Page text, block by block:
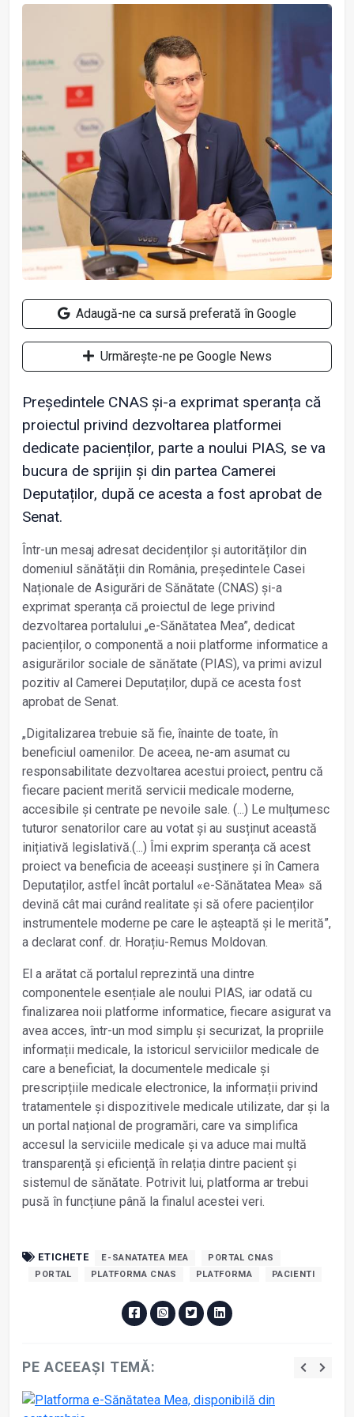
Adaugă-ne ca sursă preferată în Google
Urmărește-ne pe Google News
Președintele CNAS și-a exprimat speranța că
proiectul privind dezvoltarea platformei
dedicate pacienților, parte a noului PIAS, se va
bucura de sprijin și din partea Camerei
Deputaților, după ce acesta a fost aprobat de
Senat.
Într-un mesaj adresat decidenților și autorităților din
domeniul sănătății din România, președintele Casei
Naționale de Asigurări de Sănătate (CNAS) și-a
exprimat speranța că proiectul de lege privind
dezvoltarea portalului „e-Sănătatea Mea”, dedicat
pacienților, o componentă a noii platforme informatice a
asigurărilor sociale de sănătate (PIAS), va primi avizul
pozitiv al Camerei Deputaților, după ce acesta fost
aprobat de Senat.
„Digitalizarea trebuie să fie, înainte de toate, în
beneficiul oamenilor. De aceea, ne-am asumat cu
responsabilitate dezvoltarea acestui proiect, pentru că
fiecare pacient merită servicii medicale moderne,
accesibile și centrate pe nevoile sale. (...) Le mulțumesc
tuturor senatorilor care au votat și au susținut această
inițiativă legislativă.(...) Îmi exprim speranța că acest
proiect va beneficia de aceeași susținere și în Camera
Deputaților, astfel încât portalul «e-Sănătatea Mea» să
devină cât mai curând realitate și să ofere pacienților
instrumentele moderne pe care le așteaptă și le merită”,
a declarat conf. dr. Horațiu-Remus Moldovan.
El a arătat că portalul reprezintă una dintre
componentele esențiale ale noului PIAS, iar odată cu
finalizarea noii platforme informatice, fiecare asigurat va
avea acces, într-un mod simplu și securizat, la propriile
informații medicale, la istoricul serviciilor medicale de
care a beneficiat, la documentele medicale și
prescripțiile medicale electronice, la informații privind
tratamentele și dispozitivele medicale utilizate, dar și la
un portal național de programări, care va simplifica
accesul la serviciile medicale și va aduce mai multă
transparență și eficiență în relația dintre pacient și
sistemul de sănătate. Potrivit lui, platforma ar trebui
pusă în funcțiune până la finalul acestei veri.
ETICHETE E-SANATATEA MEA
PORTAL CNAS
PORTAL
PLATFORMA CNAS PLATFORMA PACIENTI
PE ACEEAȘI TEMĂ: